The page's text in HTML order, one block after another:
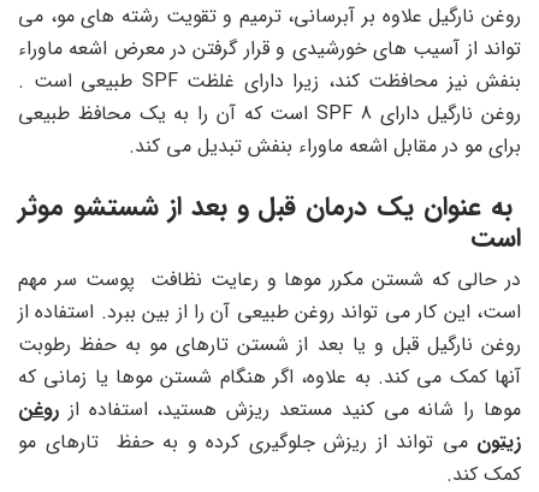
روغن نارگیل علاوه بر آبرسانی، ترمیم و تقویت رشته های مو، می
تواند از آسیب های خورشیدی و قرار گرفتن در معرض اشعه ماوراء
بنفش نیز محافظت کند، زیرا دارای غلظت SPF طبیعی است .
روغن نارگیل دارای SPF 8 است که آن را به یک محافظ طبیعی
برای مو در مقابل اشعه ماوراء بنفش تبدیل می کند.
به عنوان یک درمان قبل و بعد از شستشو موثر
است
در حالی که شستن مکرر موها و رعایت نظافت پوست سر مهم
است، این کار می تواند روغن طبیعی آن را از بین ببرد. استفاده از
روغن نارگیل قبل و یا بعد از شستن تارهای مو به حفظ رطوبت
آنها کمک می کند. به علاوه، اگر هنگام شستن موها یا زمانی که
موها را شانه می کنید مستعد ریزش هستید، استفاده از روغن
زیتون می تواند از ریزش جلوگیری کرده و به حفظ تارهای مو
کمک کند.